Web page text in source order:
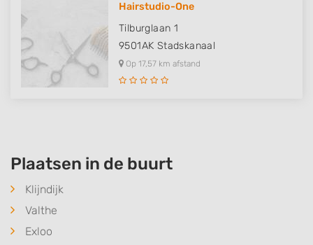
Hairstudio-One
Tilburglaan 1
9501AK Stadskanaal
Op 17,57 km afstand
Plaatsen in de buurt
Klijndijk
Valthe
Exloo